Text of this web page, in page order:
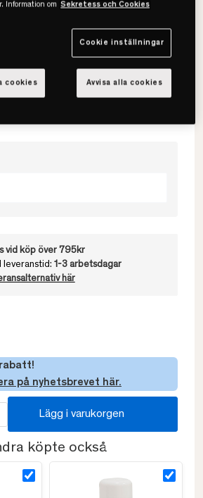
andfjäder.
vid köp över 795kr
leveranstid: 1-3 arbetsdagar
här
på nyhetsbrevet här.
Lägg i varukorgen
köpte också
Information om Sekretess och Cookies
Cookie inställningar
Avvisa alla cookies
cookies